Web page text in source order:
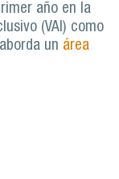
año en la
(VAI) como
un área